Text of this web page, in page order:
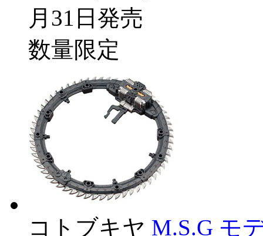
月31日発売
数量限定
コトブキヤ M.S.G モ